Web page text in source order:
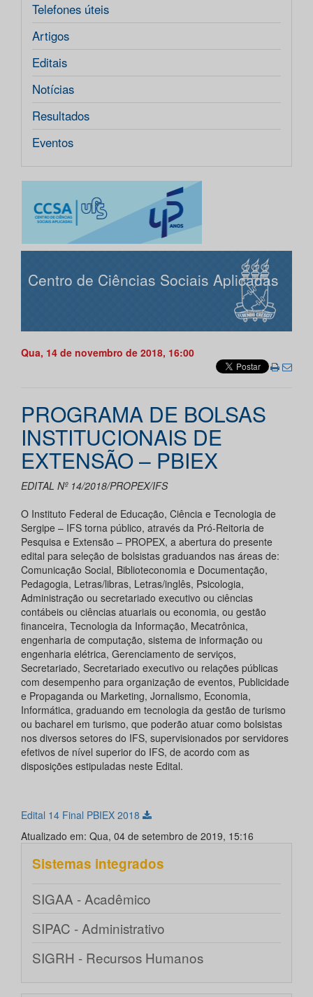
Telefones úteis
Artigos
Editais
Notícias
Resultados
Eventos
Centro de Ciências Sociais Aplicadas
Qua, 14 de novembro de 2018, 16:00
PROGRAMA DE BOLSAS
INSTITUCIONAIS DE
EXTENSÃO – PBIEX
EDITAL Nº 14/2018/PROPEX/IFS
O Instituto Federal de Educação, Ciência e Tecnologia de
Sergipe – IFS torna público, através da Pró-Reitoria de
Pesquisa e Extensão – PROPEX, a abertura do presente
edital para seleção de bolsistas graduandos nas áreas de:
Comunicação Social, Biblioteconomia e Documentação,
Pedagogia, Letras/libras, Letras/inglês, Psicologia,
Administração ou secretariado executivo ou ciências
contábeis ou ciências atuariais ou economia, ou gestão
financeira, Tecnologia da Informação, Mecatrônica,
engenharia de computação, sistema de informação ou
engenharia elétrica, Gerenciamento de serviços,
Secretariado, Secretariado executivo ou relações públicas
com desempenho para organização de eventos, Publicidade
e Propaganda ou Marketing, Jornalismo, Economia,
Informática, graduando em tecnologia da gestão de turismo
ou bacharel em turismo, que poderão atuar como bolsistas
nos diversos setores do IFS, supervisionados por servidores
efetivos de nível superior do IFS, de acordo com as
disposições estipuladas neste Edital.
Edital 14 Final PBIEX 2018
Atualizado em: Qua, 04 de setembro de 2019, 15:16
Sistemas integrados
SIGAA - Acadêmico
SIPAC - Administrativo
SIGRH - Recursos Humanos